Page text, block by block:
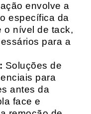
envolve a
específica da
o nível de tack,
para a
Soluções de
para
antes da
face e